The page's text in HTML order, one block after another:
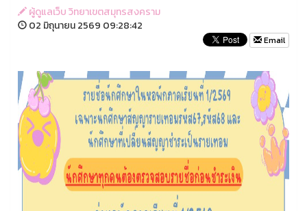
ผู้ดูแลเว็บ วิทยาเขตสมุทรสงคราม
02 มิถุนายน 2569 09:28:42
Email